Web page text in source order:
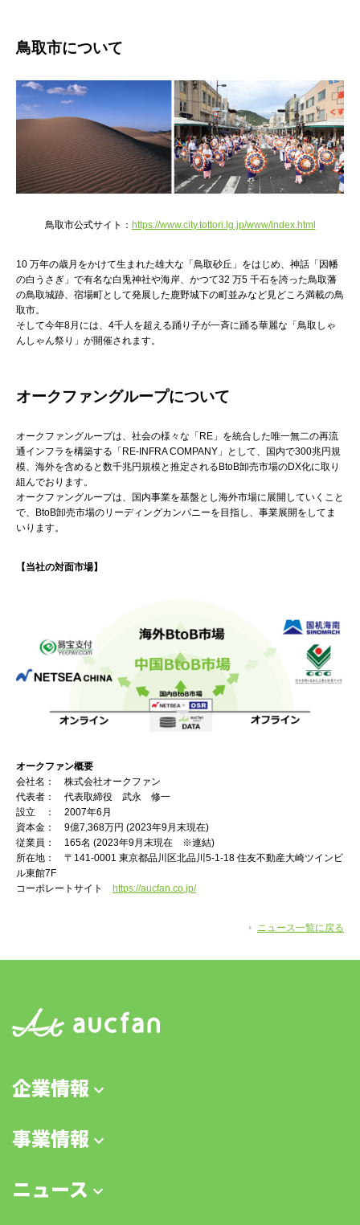
鳥取市について
鳥取市公式サイト： https://www.city.tottori.lg.jp/www/index.html
10 万年の歳月をかけて生まれた雄大な「鳥取砂丘」をはじめ、神話「因幡
の白うさぎ」で有名な白兎神社や海岸、かつて32 万5 千石を誇った鳥取藩
の鳥取城跡、宿場町として発展した鹿野城下の町並みなど見どころ満載の鳥
取市。
そして今年8月には、4千人を超える踊り子が一斉に踊る華麗な「鳥取しゃ
んしゃん祭り」が開催されます。
オークファングループについて
オークファングループは、社会の様々な「RE」を統合した唯一無二の再流
通インフラを構築する「RE-INFRA COMPANY」として、国内で300兆円規
模、海外を含めると数千兆円規模と推定されるBtoB卸売市場のDX化に取り
組んでおります。
オークファングループは、国内事業を基盤とし海外市場に展開していくこと
で、BtoB卸売市場のリーディングカンパニーを目指し、事業展開をしてま
いります。
【当社の対面市場】
オークファン概要
会社名： 株式会社オークファン
代表者： 代表取締役 武永 修一
設立 ： 2007年6月
資本金： 9億7,368万円 (2023年9月末現在)
従業員： 165名 (2023年9月末現在 ※連結)
所在地： 〒141-0001 東京都品川区北品川5-1-18 住友不動産大崎ツインビ
ル東館7F
コーポレートサイト
https://aucfan.co.jp/
ニュース一覧に戻る
企業情報
事業情報
ニュース